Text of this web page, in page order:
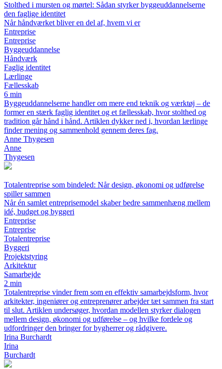
Stolthed i mursten og mørtel: Sådan styrker byggeuddannelserne
den faglige identitet
Når håndværket bliver en del af, hvem vi er
Entreprise
Entreprise
Byggeuddannelse
Håndværk
Faglig identitet
Lærlinge
Fællesskab
6 min
Byggeuddannelserne handler om mere end teknik og værktøj – de
former en stærk faglig identitet og et fællesskab, hvor stolthed og
tradition går hånd i hånd. Artiklen dykker ned i, hvordan lærlinge
finder mening og sammenhold gennem deres fag.
Anne Thygesen
Anne
Thygesen
Totalentreprise som bindeled: Når design, økonomi og udførelse
spiller sammen
Når én samlet entreprisemodel skaber bedre sammenhæng mellem
idé, budget og byggeri
Entreprise
Entreprise
Totalentreprise
Byggeri
Projektstyring
Arkitektur
Samarbejde
2 min
Totalentreprise vinder frem som en effektiv samarbejdsform, hvor
arkitekter, ingeniører og entreprenører arbejder tæt sammen fra start
til slut. Artiklen undersøger, hvordan modellen styrker dialogen
mellem design, økonomi og udførelse – og hvilke fordele og
udfordringer den bringer for bygherrer og rådgivere.
Irina Burchardt
Irina
Burchardt